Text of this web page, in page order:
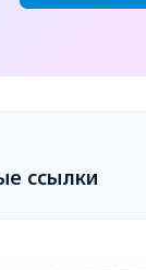
ссылки